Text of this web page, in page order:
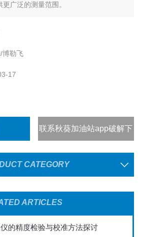
广泛的测量范围。
博勒飞
17
联系秋葵加油站app破解下
载
CATEGORY
ARTICLES
的精度检验与校准方法探讨